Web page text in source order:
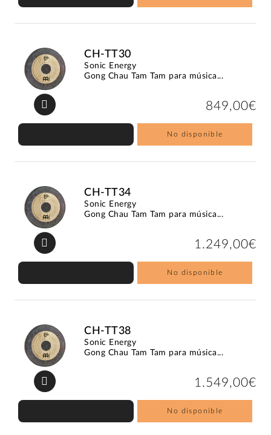
CH-TT30
Sonic Energy
Gong Chau Tam Tam para música...
849,00€
No disponible
CH-TT34
Sonic Energy
Gong Chau Tam Tam para música...
1.249,00€
No disponible
CH-TT38
Sonic Energy
Gong Chau Tam Tam para música...
1.549,00€
No disponible